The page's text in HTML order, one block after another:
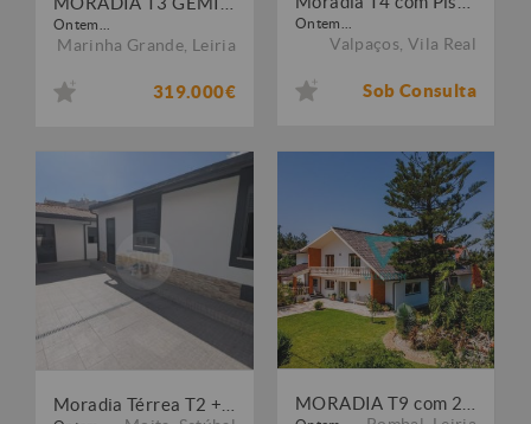
Ontem...
Marinha Grande Leiria
319.000€
Ontem...
Valpaços Vila Real
Sob Consulta